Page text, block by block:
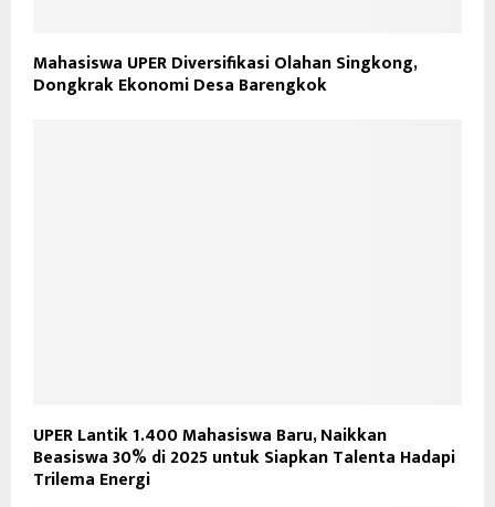
Mahasiswa UPER Diversifikasi Olahan Singkong,
Dongkrak Ekonomi Desa Barengkok
UPER Lantik 1.400 Mahasiswa Baru, Naikkan
Beasiswa 30% di 2025 untuk Siapkan Talenta Hadapi
Trilema Energi